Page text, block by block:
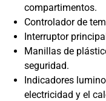
compartimentos.
Controlador de
Interruptor
Manillas de
seguridad.
Indicadores
electricidad y el